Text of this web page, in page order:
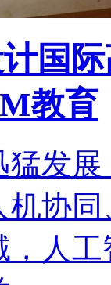
国
教育
猛发
协
人